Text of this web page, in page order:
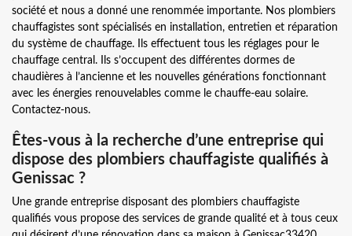
société et nous a donné une renommée importante. Nos plombiers
chauffagistes sont spécialisés en installation, entretien et réparation
du système de chauffage. Ils effectuent tous les réglages pour le
chauffage central. Ils s’occupent des différentes dormes de
chaudières à l’ancienne et les nouvelles générations fonctionnant
avec les énergies renouvelables comme le chauffe-eau solaire.
Contactez-nous.
Êtes-vous à la recherche d’une entreprise qui
dispose des plombiers chauffagiste qualifiés à
Genissac ?
Une grande entreprise disposant des plombiers chauffagiste
qualifiés vous propose des services de grande qualité et à tous ceux